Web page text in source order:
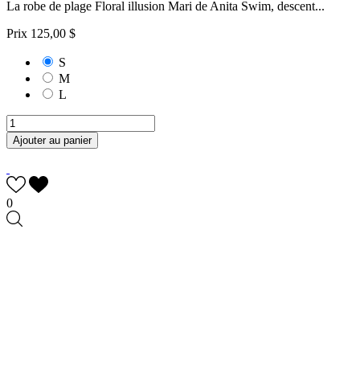
La robe de plage Floral illusion Mari de Anita Swim, descent...
Prix 125,00 $
S
M
L
Ajouter au panier
0